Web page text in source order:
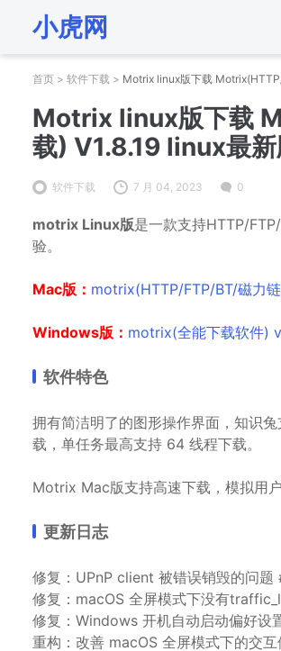
小虎网
首页 > 软件下载 > Motrix linux版下载
Motrix linux版下载
载) V1.8.19 linux最新
软件下载 7 月 04, 2023 0
motrix Linux版是一款支持HTTP/
验。
Mac版： motrix(HTTP/FTP/BT/磁力
Windows版： motrix(全能下载软件)
软件特色
拥有简洁明了的图形操作界面，知识
载，单任务最高支持 64 线程下载。
Motrix Mac版支持高速下载，模拟用
更新日志
修复：UPnP client 被错误销毁的问题
修复：macOS 全屏模式下没有
修复：Windows 开机自动启动偏好设
重构：改善 macOS 全屏模式下的交互